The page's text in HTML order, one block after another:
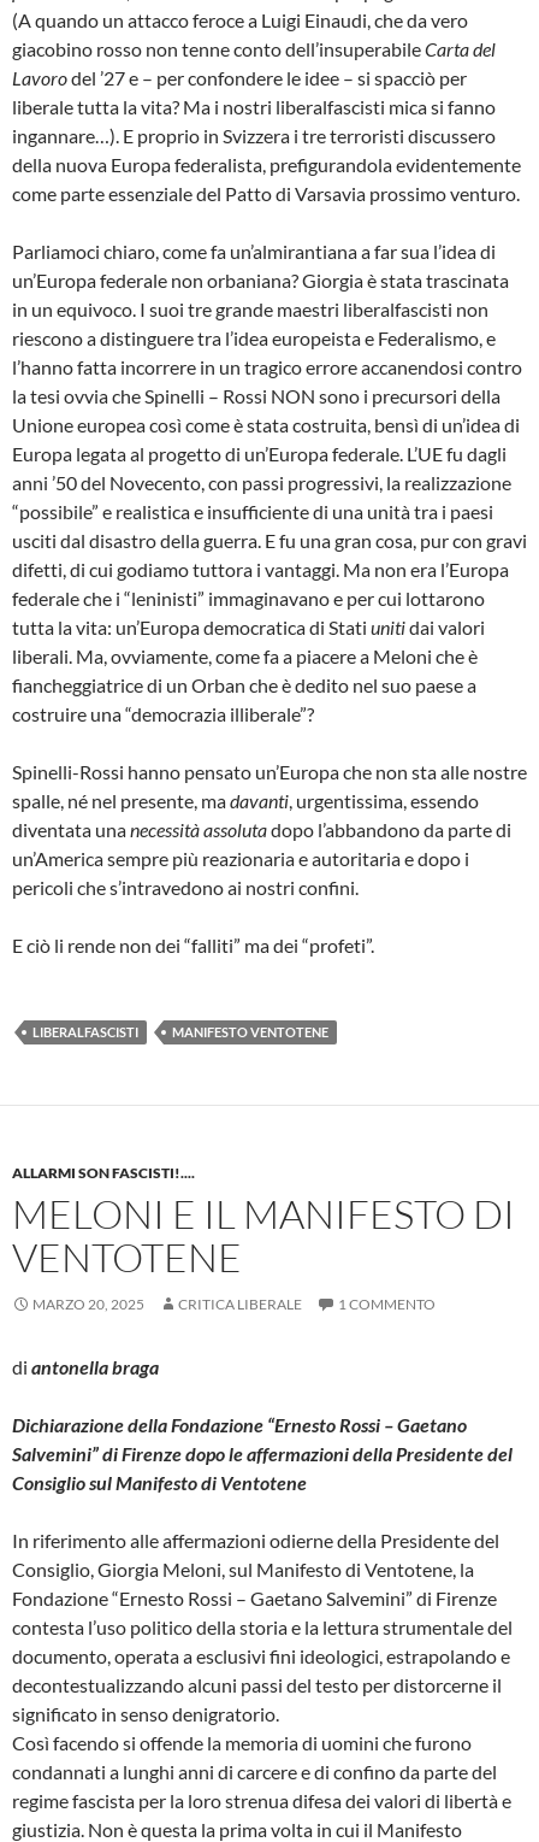
(A quando un attacco feroce a Luigi Einaudi, che da vero
giacobino rosso non tenne conto dell’insuperabileCarta del
Lavorodel ’27 e – per confondere le idee – si spacciò per
liberale tutta la vita? Ma i nostri liberalfascisti mica si fanno
ingannare…). E proprio in Svizzera i tre terroristi discussero
della nuova Europa federalista, prefigurandola evidentemente
come parte essenziale del Patto di Varsavia prossimo venturo.
Parliamoci chiaro, come fa un’almirantiana a far sua l’idea di
un’Europa federale non orbaniana? Giorgia è stata trascinata
in un equivoco. I suoi tre grande maestri liberalfascisti non
riescono a distinguere tra l’idea europeista e Federalismo, e
l’hanno fatta incorrere in un tragico errore accanendosi contro
la tesi ovvia che Spinelli – Rossi NON sono i precursori della
Unione europea così come è stata costruita, bensì di un’idea di
Europa legata al progetto di un’Europa federale. L’UE fu dagli
anni ’50 del Novecento, con passi progressivi, la realizzazione
“possibile” e realistica e insufficiente di una unità tra i paesi
usciti dal disastro della guerra. E fu una gran cosa, pur con gravi
difetti, di cui godiamo tuttora i vantaggi. Ma non era l’Europa
federale che i “leninisti” immaginavano e per cui lottarono
tutta la vita: un’Europa democratica di Stati unitidai valori
liberali. Ma, ovviamente, come fa a piacere a Meloni che è
fiancheggiatrice di un Orban che è dedito nel suo paese a
costruire una “democrazia illiberale”?
Spinelli-Rossi hanno pensato un’Europa che non sta alle nostre
spalle, né nel presente, madavanti, urgentissima, essendo
diventata unanecessità assolutadopo l’abbandono da parte di
un’America sempre più reazionaria e autoritaria e dopo i
pericoli che s’intravedono ai nostri confini.
E ciò li rende non dei “falliti” ma dei “profeti”.
LIBERALFASCISTI MANIFESTO VENTOTENE
ALLARMI SON FASCISTI!....
MELONI E IL MANIFESTO DI
VENTOTENE
MARZO 20, 2025 CRITICA LIBERALE 1 COMMENTO
di antonella braga
Dichiarazione della Fondazione “Ernesto Rossi – Gaetano
Salvemini” di Firenze dopo le affermazioni della Presidente del
Consiglio sul Manifesto di Ventotene
In riferimento alle affermazioni odierne della Presidente del
Consiglio, Giorgia Meloni, sul Manifesto di Ventotene, la
Fondazione “Ernesto Rossi – Gaetano Salvemini” di Firenze
contesta l’uso politico della storia e la lettura strumentale del
documento, operata a esclusivi fini ideologici, estrapolando e
decontestualizzando alcuni passi del testo per distorcerne il
significato in senso denigratorio.
Così facendo si offende la memoria di uomini che furono
condannati a lunghi anni di carcere e di confino da parte del
regime fascista per la loro strenua difesa dei valori di libertà e
giustizia. Non è questa la prima volta in cui il Manifesto